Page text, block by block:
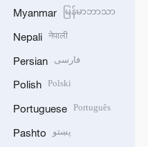
Myanmar မြန်မာဘာသာ
Nepali नेपाली
Persian فارسی
Polish Polski
Portuguese Português
Pashto پښتو